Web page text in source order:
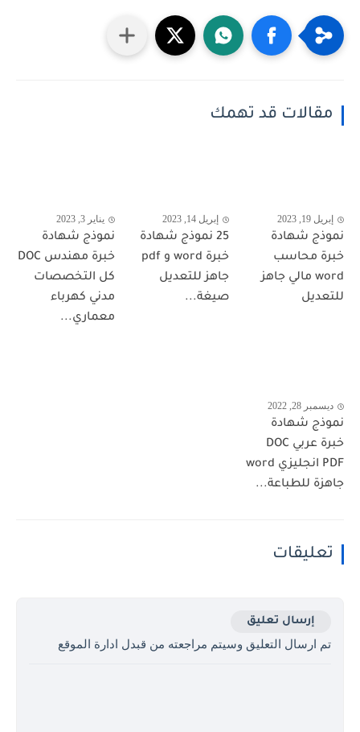
مقالات قد تهمك
إبريل 19, 2023
نموذج شهادة
خبرة محاسب
word مالي جاهز
للتعديل
إبريل 14, 2023
25 نموذج شهادة
خبرة word و pdf
جاهز للتعديل
صيغة...
يناير 3, 2023
نموذج شهادة
خبرة مهندس DOC
كل التخصصات
مدني كهرباء
معماري...
ديسمبر 28, 2022
نموذج شهادة
خبرة عربي DOC
PDF انجليزي word
جاهزة للطباعة...
تعليقات
إرسال تعليق
تم ارسال التعليق وسيتم مراجعته من قبدل ادارة الموقع